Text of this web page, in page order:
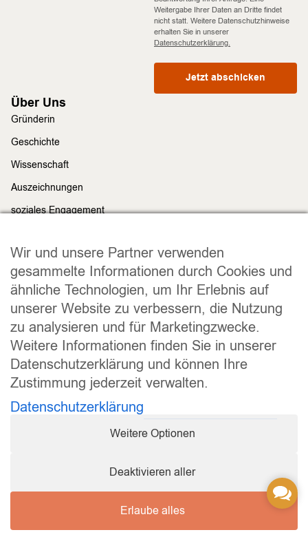
Weitergabe Ihrer Daten an Dritte findet
nicht statt. Weitere Datenschutzhinweise
erhalten Sie in unserer
Datenschutzerklärung.
Jetzt abschicken
Über Uns
Gründerin
Geschichte
Wissenschaft
Auszeichnungen
soziales Engagement
Rechtliches
Impressum
Datenschutz
Widerrufsrecht
Allgemeine Geschäftsbedingungen
Versand und Lieferung
Zahlungsweisen
Barrierefreiheitserklärung
Wir und unsere Partner verwenden
gesammelte Informationen durch Cookies und
ähnliche Technologien, um Ihr Erlebnis auf
unserer Website zu verbessern, die Nutzung
zu analysieren und für Marketingzwecke.
Weitere Informationen finden Sie in unserer
Datenschutzerklärung und können Ihre
Zustimmung jederzeit verwalten.
Datenschutzerklärung
Weitere Optionen
Deaktivieren aller
Erlaube alles
Us